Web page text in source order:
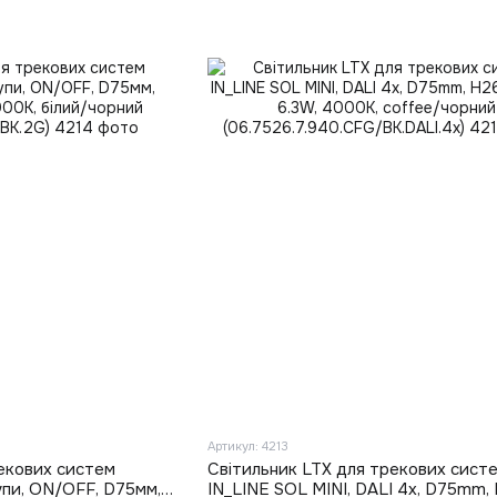
систем
ON/OFF, D75мм,
Артикул: 4213
Світильник LTX для трекових
IN_LINE SOL MINI, DALI 4x, D75mm,